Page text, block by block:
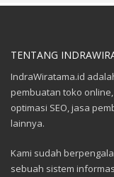
TENTANG
IndraWiratama.id
pembuatan toko
optimasi SEO, jasa
lainnya.
Kami sudah
sebuah sistem